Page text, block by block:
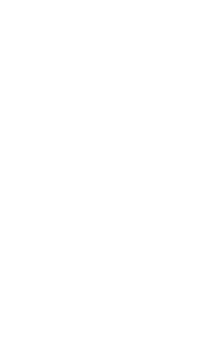
and about the